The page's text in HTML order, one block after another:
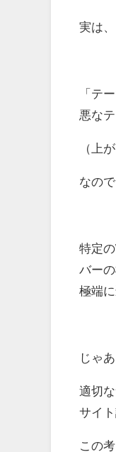
実は
「テ
悪な
（上
なの
特定
バー
極端
じゃ
適切
サイ
この